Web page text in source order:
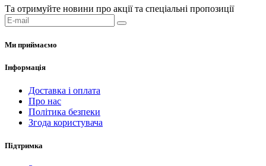
Та отримуйте новини про акції та спеціальні пропозиції
Ми приймаємо
Інформація
Доставка і оплата
Про нас
Політика безпеки
Згода користувача
Підтримка